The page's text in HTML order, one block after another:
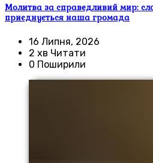
Молитва за справедливий мир:
приєднується наша громада
16 Липня, 2026
2 хв Читати
0 Поширили